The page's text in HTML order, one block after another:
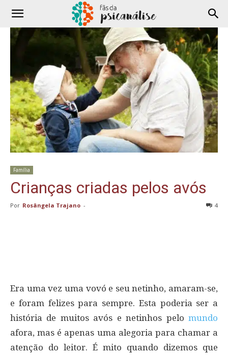
Família
Crianças criadas pelos avós
Por Rosângela Trajano - 4
Era uma vez uma vovó e seu netinho, amaram-se,
e foram felizes para sempre. Esta poderia ser a
história de muitos avós e netinhos pelo mundo
afora, mas é apenas uma alegoria para chamar a
atenção do leitor. É mito quando dizemos que